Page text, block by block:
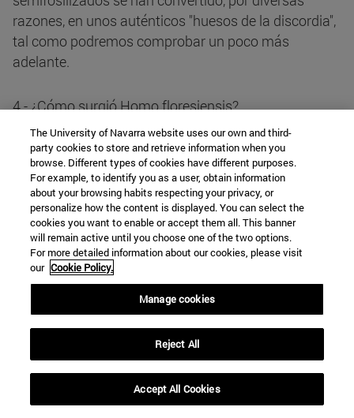
razones, en unos auténticos "huesos de la discordia",
tal como podremos comprobar un poco más
adelante.
4.- ¿Cómo surgió Homo floresiensis?
Uno de los grandes enigmas en torno a este
homínido consiste en saber cómo surgió su especie.
De momento, sus descubridores suponen que debió
de hacerlo a partir de Homo erectus. No en vano esta
especie humana fue descubierta en Java a finales
del siglo XIX por el médico holandés Eugen Dubois.
En 1887 partió hacia Indonesia para encontrar
pruebas fósiles que dieran la razón a Darwin. Éste
había publicado en 1859 su célebre obra: el origen de
las especies, en donde afirmaba que los seres
vivientes actuales procedían por evolución de otros
anteriores y estos de otros hasta remontarse a un
The University of Navarra website uses our own and third-
party cookies to store and retrieve information when you
browse. Different types of cookies have different purposes.
For example, to identify you as a user, obtain information
about your browsing habits respecting your privacy, or
personalize how the content is displayed. You can select the
cookies you want to enable or accept them all. This banner
will remain active until you choose one of the two options.
For more detailed information about our cookies, please visit
our Cookie Policy.
Manage cookies
Reject All
Accept All Cookies